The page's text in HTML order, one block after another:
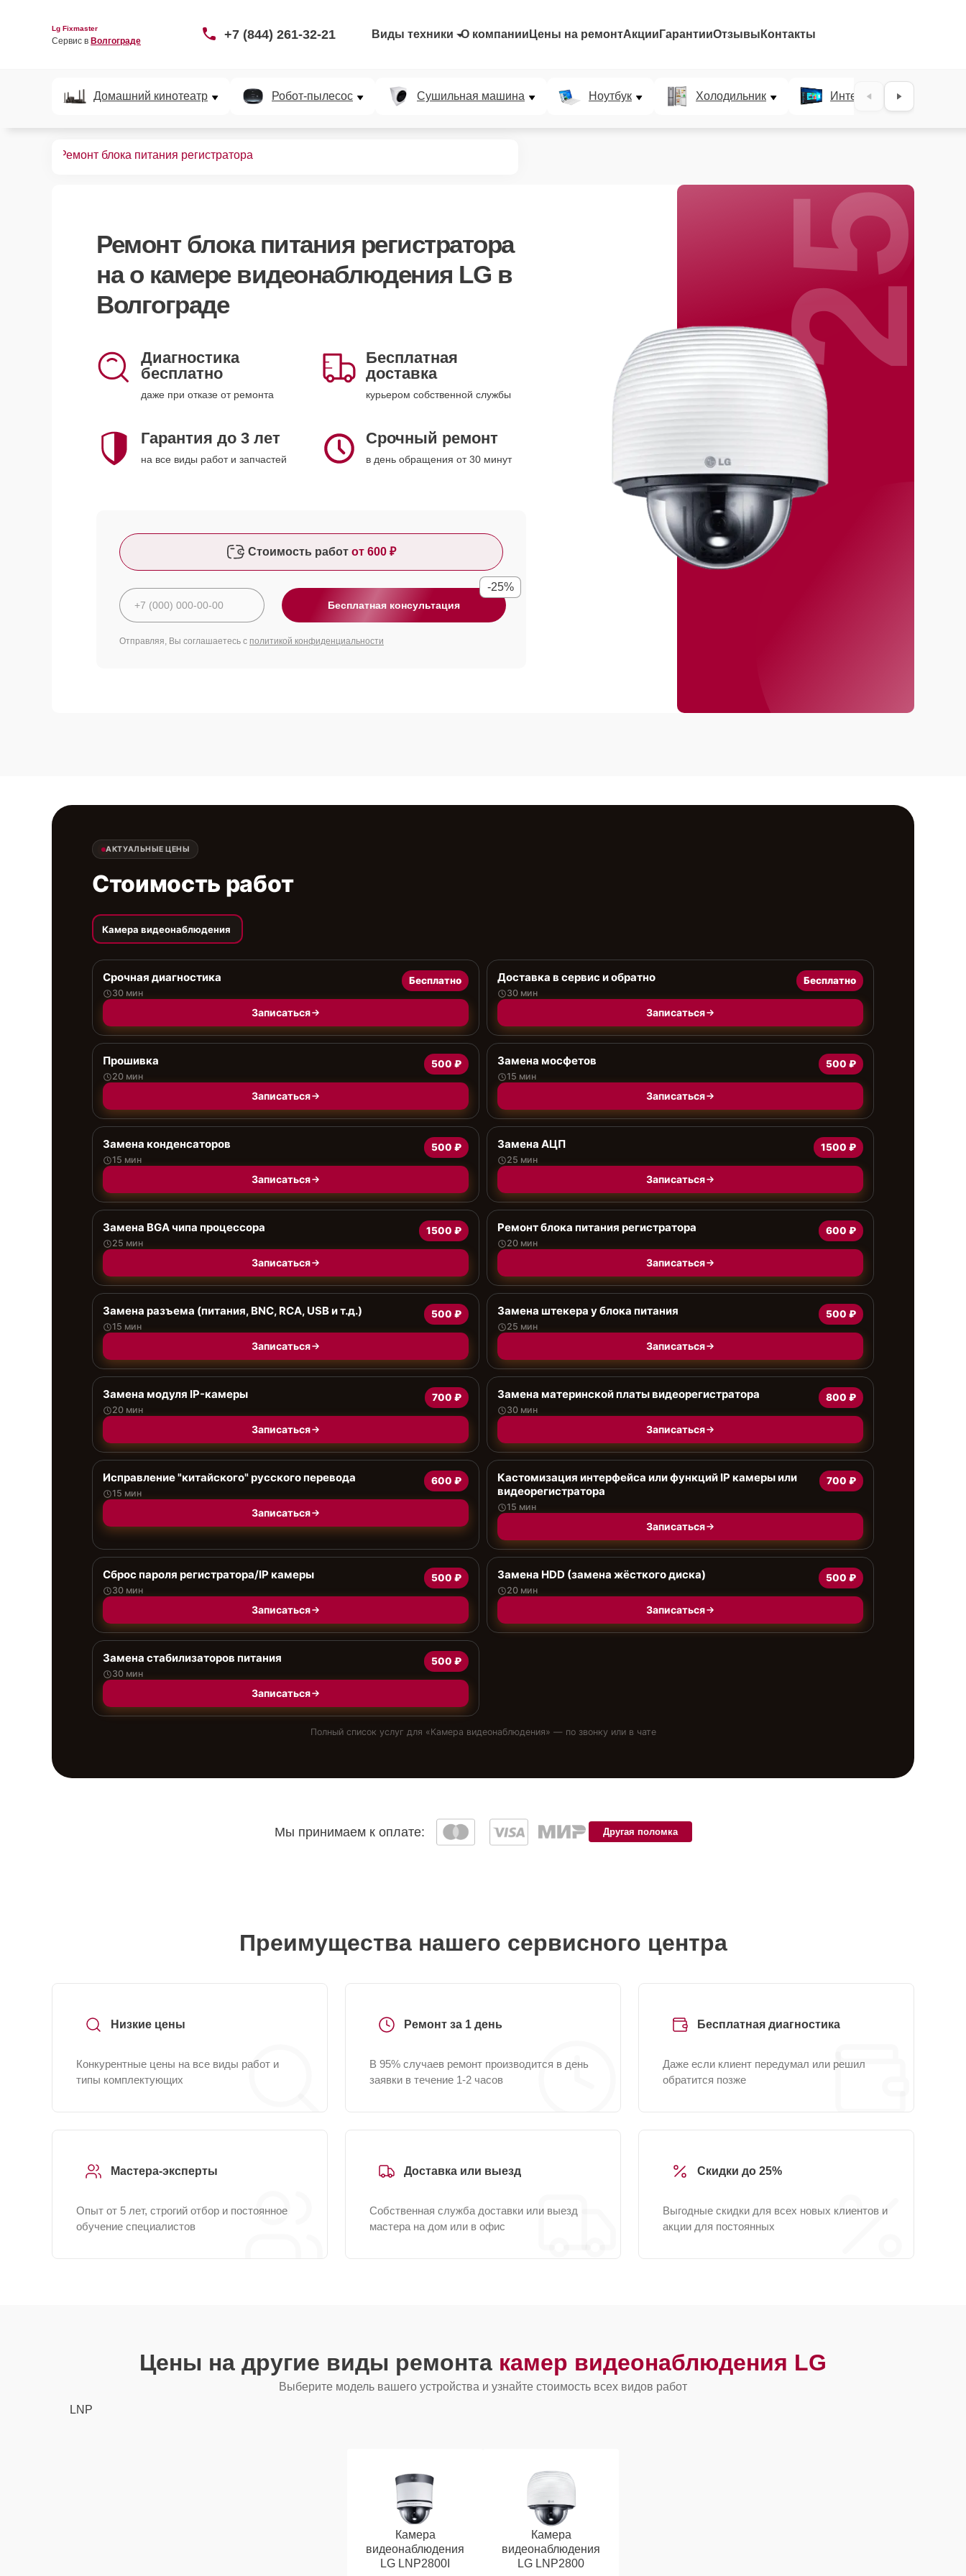
Lg Fixmaster
Сервис в Волгограде +7 (844) 261-32-21 Виды техники О компании Цены на ремонтАкции ГарантииОтзывы Контакты
Домашний кинотеатр Робот-пылесос Сушильная машина Ноутбук Холодильник Интерактивные панели
Ремонт блока питания регистратора
Ремонт блока питания регистратора
на о камере видеонаблюдения LG в
Волгограде
Диагностика
бесплатно
даже при отказе от ремонта
Бесплатная
доставка
курьером собственной службы
Гарантия до 3 лет
на все виды работ и запчастей
Срочный ремонт
в день обращения от 30 минут
Стоимость работ от 600 ₽
Бесплатная консультация
-25%
Отправляя, Вы соглашаетесь с политикой конфиденциальности
25%
АКТУАЛЬНЫЕ ЦЕНЫ
Стоимость работ
Камера видеонаблюдения
Срочная диагностика
30 мин
Бесплатно
Записаться
Доставка в сервис и обратно
30 мин
Бесплатно
Записаться
Прошивка
20 мин
500 ₽
Записаться
Замена мосфетов
15 мин
500 ₽
Записаться
Замена конденсаторов
15 мин
500 ₽
Записаться
Замена АЦП
25 мин
1500 ₽
Записаться
Замена BGA чипа процессора
25 мин
1500 ₽
Записаться
Ремонт блока питания регистратора
20 мин
600 ₽
Записаться
Замена разъема (питания, BNC, RCA, USB и т.д.)
15 мин
500 ₽
Записаться
Замена штекера у блока питания
25 мин
500 ₽
Записаться
Замена модуля IP-камеры
20 мин
700 ₽
Записаться
Замена материнской платы видеорегистратора
30 мин
800 ₽
Записаться
Исправление "китайского" русского перевода
15 мин
600 ₽
Записаться
Кастомизация интерфейса или функций IP камеры или
видеорегистратора
15 мин
700 ₽
Записаться
Сброс пароля регистратора/IP камеры
30 мин
500 ₽
Записаться
Замена HDD (замена жёсткого диска)
20 мин
500 ₽
Записаться
Замена стабилизаторов питания
30 мин
500 ₽
Записаться
Полный список услуг для «Камера видеонаблюдения» — по звонку или в чате
Мы принимаем к оплате: Другая поломка
Преимущества нашего сервисного центра
Низкие цены
Конкурентные цены на все виды работ и
типы комплектующих
Ремонт за 1 день
В 95% случаев ремонт производится в день
заявки в течение 1-2 часов
Бесплатная диагностика
Даже если клиент передумал или решил
обратится позже
Мастера-эксперты
Опыт от 5 лет, строгий отбор и постоянное
обучение специалистов
Доставка или выезд
Собственная служба доставки или выезд
мастера на дом или в офис
Скидки до 25%
Выгодные скидки для всех новых клиентов и
акции для постоянных
Цены на другие виды ремонта камер видеонаблюдения LG
Выберите модель вашего устройства и узнайте стоимость всех видов работ
LNP
Камера
видеонаблюдения
LG LNP2800I
Камера
видеонаблюдения
LG LNP2800